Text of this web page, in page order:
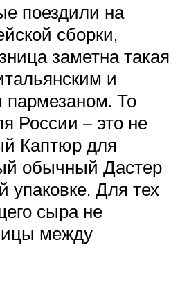
поездили на
сборки,
заметна такая
и
пармезаном. То
России – это не
Каптюр для
обычный Дастер
упаковке. Для тех
сыра не
между